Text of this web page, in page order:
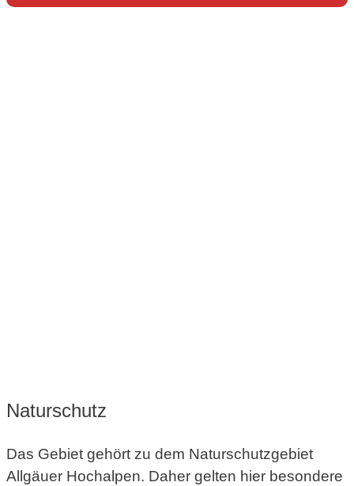
Naturschutz
Das Gebiet gehört zu dem Naturschutzgebiet
Allgäuer Hochalpen. Daher gelten hier besondere